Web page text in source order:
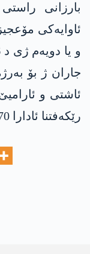
بارزانی
جاران ژ بۆ
ئاشتی و
رێکەفتنا ئادارا 1970 لگەل بەغدایێ ھلنەوەشاند.